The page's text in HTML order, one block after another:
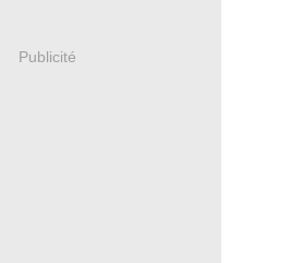
Publicité